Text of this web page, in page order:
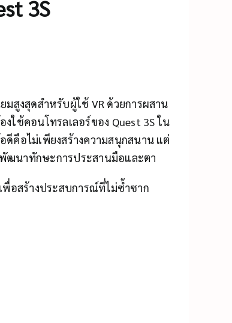
3S
สูงสุดสำหรับผู้ใช้ VR ด้วยการผสาน
ใช้คอนโทรลเลอร์ของ Quest 3S ใน
คือไม่เพียงสร้างความสนุกสนาน แต่
ฒนาทักษะการประสานมือและตา
พื่อสร้างประสบการณ์ที่ไม่ซ้ำซาก